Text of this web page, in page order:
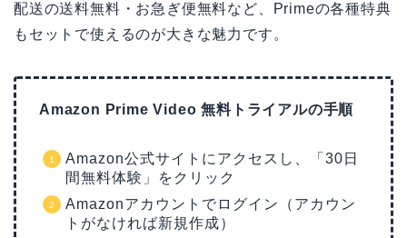
配送の送料無料・お急ぎ便無料など、Primeの各種特典
もセットで使えるのが大きな魅力です。
Amazon Prime Video 無料トライアルの手順
Amazon公式サイトにアクセスし、「30日
間無料体験」をクリック
Amazonアカウントでログイン（アカウン
トがなければ新規作成）